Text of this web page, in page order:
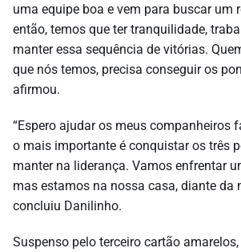
uma equipe boa e vem para buscar um
então, temos que ter tranquilidade,
manter essa sequência de vitórias.
que nós temos, precisa conseguir os
afirmou.
“Espero ajudar os meus companheiros
o mais importante é conquistar os três
manter na liderança. Vamos enfrentar
mas estamos na nossa casa, diante da
concluiu Danilinho.
Suspenso pelo terceiro cartão